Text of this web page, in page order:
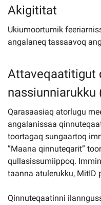
Akigititat
Ukiumoortumik
angalaneq tassaavoq
Attaveqaatitigut
Qarasaasiaq atorlugu
angalanissaa
toortagaq sungaartoq
”Maana qinnuteqarit”
qullasissumiippoq.
taanna atulerukku, MitID
Qinnuteqaatinni